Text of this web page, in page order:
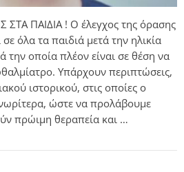
ΠΑΙΔΙΑ ! Ο έλεγχος της όρασης
όλα τα παιδιά μετά την ηλικία
την οποία πλέον είναι σε θέση να
Υπάρχουν περιπτώσεις,
ιστορικού, στις οποίες ο
νωρίτερα, ώστε να προλάβουμε
πρώιμη θεραπεία και …